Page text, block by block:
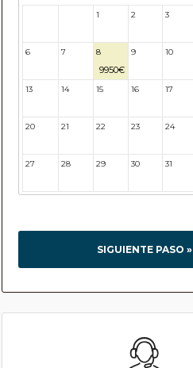
1 2 3
6 7 8
9950€
9 10
13 14 15 16 17
20 21 22 23 24
27 28 29 30 31
SIGUIENTE PASO »